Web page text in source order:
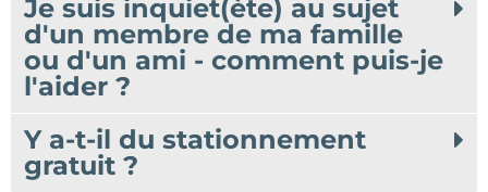
Je suis inquiet(ète) au sujet
d'un membre de ma famille
ou d'un ami - comment puis-je
l'aider ?
Y a-t-il du stationnement
gratuit ?